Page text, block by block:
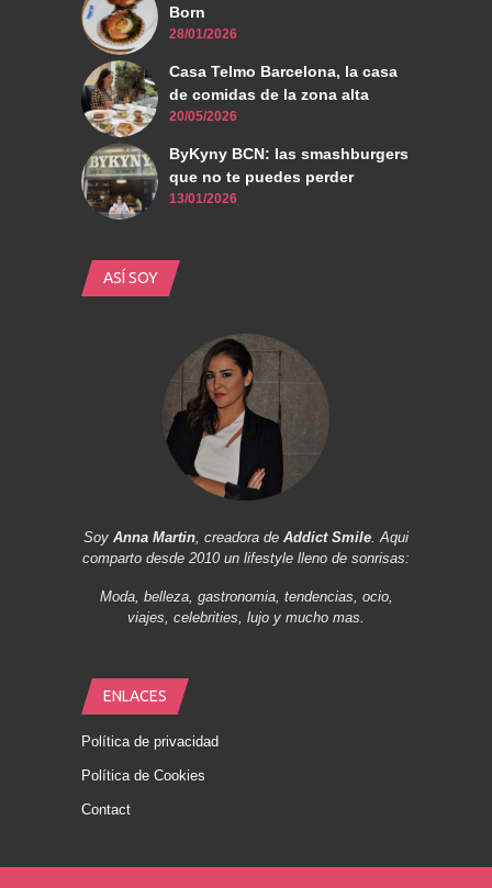
Born
28/01/2026
Casa Telmo Barcelona, la casa
de comidas de la zona alta
20/05/2026
ByKyny BCN: las smashburgers
que no te puedes perder
13/01/2026
ASÍ SOY
Soy Anna Martin, creadora de Addict Smile. Aqui
comparto desde 2010 un lifestyle lleno de sonrisas:
Moda, belleza, gastronomia, tendencias, ocio,
viajes, celebrities, lujo y mucho mas.
ENLACES
Política de privacidad
Política de Cookies
Contact